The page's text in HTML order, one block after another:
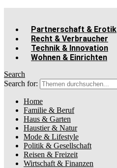
Partnerschaft & Erotik
Recht & Verbraucher
Technik & Innovation
Wohnen & Einrichten
Search
Search for:
Home
Familie & Beruf
Haus & Garten
Haustier & Natur
Mode & Lifestyle
Politik & Gesellschaft
Reisen & Freizeit
Wirtschaft & Finanzen